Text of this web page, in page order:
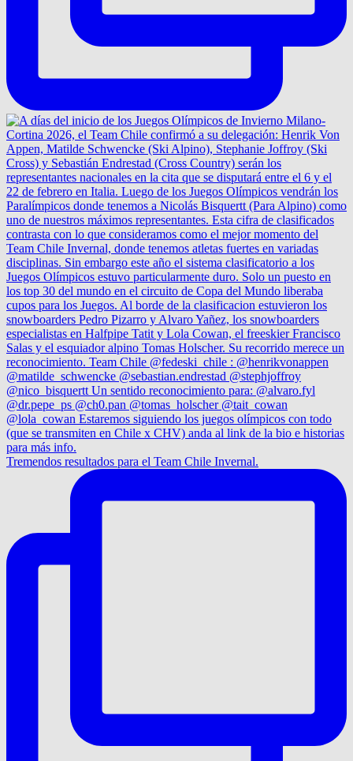
Tremendos resultados para el Team Chile Invernal.